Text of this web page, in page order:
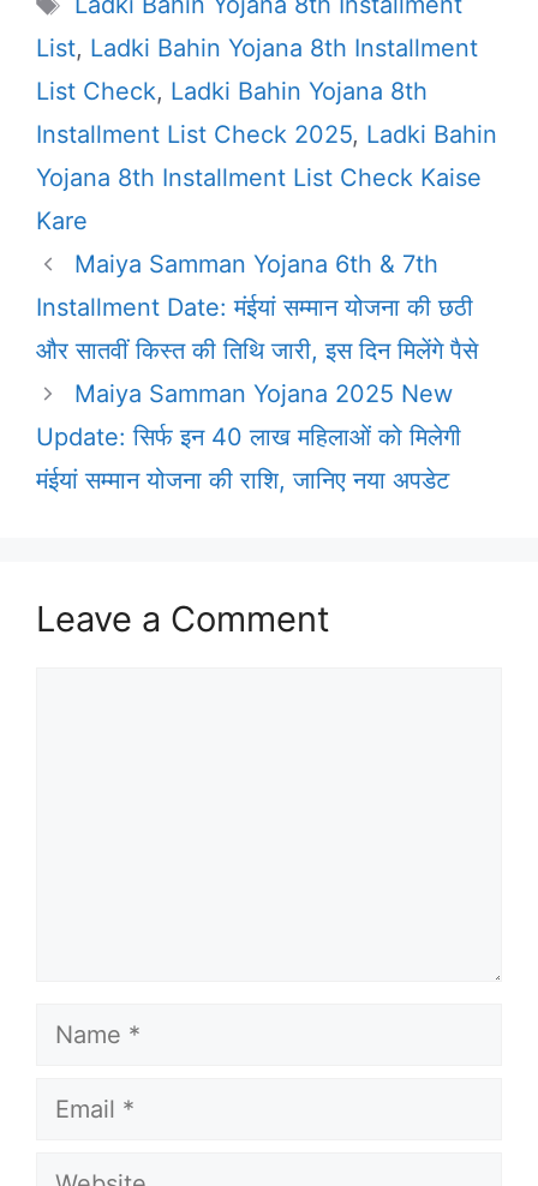
List, Ladki Bahin Yojana 8th Installment
List Check, Ladki Bahin Yojana 8th
Installment List Check 2025, Ladki Bahin
Yojana 8th Installment List Check Kaise
Kare
Maiya Samman Yojana 6th & 7th
Installment Date: मंईयां सम्मान योजना की छठी
और सातवीं किस्त की तिथि जारी, इस दिन मिलेंगे पैसे
Maiya Samman Yojana 2025 New
Update: सिर्फ इन 40 लाख महिलाओं को मिलेगी
मंईयां सम्मान योजना की राशि, जानिए नया अपडेट
Leave a Comment
Name
Email
Website